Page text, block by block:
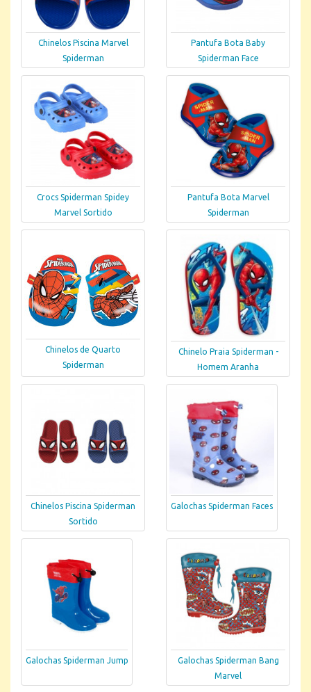
Chinelos Piscina Marvel
Spiderman
Pantufa Bota Baby
Spiderman Face
Crocs Spiderman Spidey
Marvel Sortido
Pantufa Bota Marvel
Spiderman
Chinelos de Quarto
Spiderman
Chinelo Praia Spiderman -
Homem Aranha
Chinelos Piscina Spiderman
Sortido
Galochas Spiderman Faces
Galochas Spiderman Jump
Galochas Spiderman Bang
Marvel